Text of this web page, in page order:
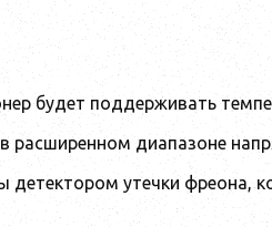
будет поддерживать
расширенном диапазоне
утечки фреона,